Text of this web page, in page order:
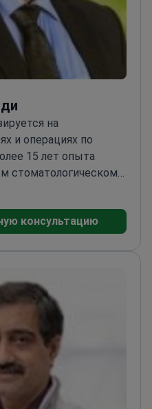
на
и операциях по
15 лет опыта
стоматологическом
области ортопедии в
M.Ch в области
школе Ninewells в
и постеров на
конференциях
консультацию